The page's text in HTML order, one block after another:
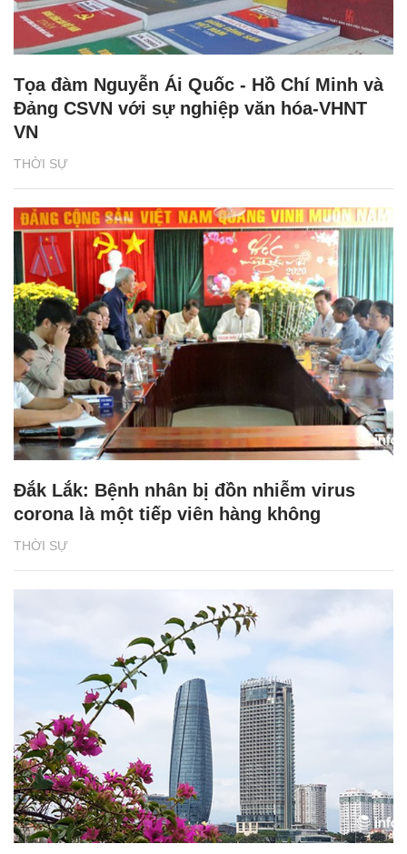
THỜI SỰ
Tọa đàm Nguyễn Ái Quốc - Hồ Chí Minh và
Đảng CSVN với sự nghiệp văn hóa-VHNT
VN
THỜI SỰ
Đắk Lắk: Bệnh nhân bị đồn nhiễm virus
corona là một tiếp viên hàng không